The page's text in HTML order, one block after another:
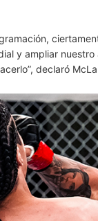
y ampliar
declaró